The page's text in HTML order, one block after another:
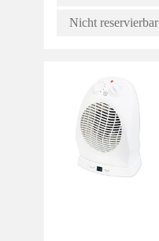
Nicht reservierbar